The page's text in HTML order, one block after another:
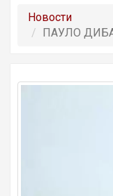
Новости
ПАУЛО